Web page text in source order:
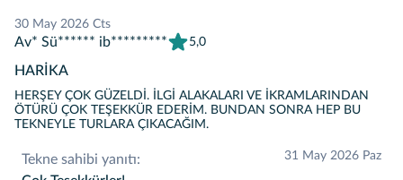
Av* Sü****** ib********* 5,0
30 May 2026 Cts
HARİKA
HERŞEY ÇOK GÜZELDİ. İLGİ ALAKALARI VE İKRAMLARINDAN
ÖTÜRÜ ÇOK TEŞEKKÜR EDERİM. BUNDAN SONRA HEP BU
TEKNEYLE TURLARA ÇIKACAĞIM.
Tekne sahibi yanıtı: 31 May 2026 Paz